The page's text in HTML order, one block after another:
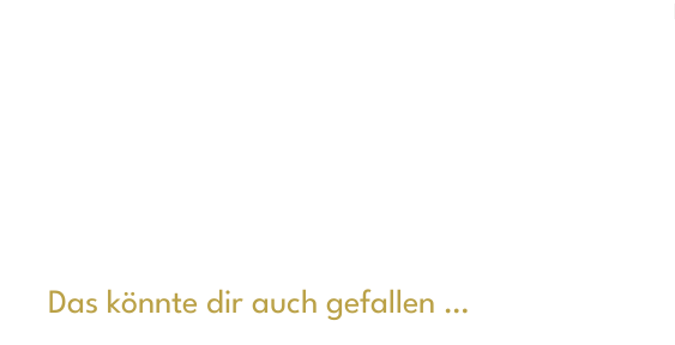
Das könnte dir auch gefallen …